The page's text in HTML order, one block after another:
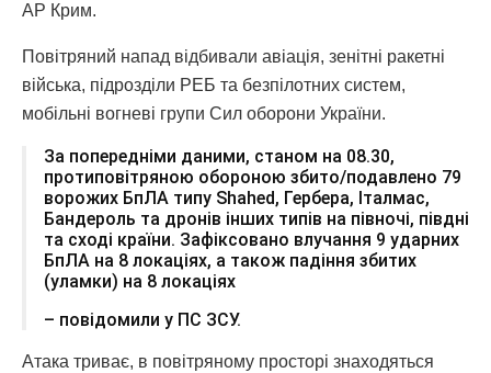
АР Крим.
Повітряний напад відбивали авіація, зенітні ракетні
війська, підрозділи РЕБ та безпілотних систем,
мобільні вогневі групи Сил оборони України.
За попередніми даними, станом на 08.30,
протиповітряною обороною збито/подавлено 79
ворожих БпЛА типу Shahed, Гербера, Італмас,
Бандероль та дронів інших типів на півночі, півдні
та сході країни. Зафіксовано влучання 9 ударних
БпЛА на 8 локаціях, а також падіння збитих
(уламки) на 8 локаціях
– повідомили у ПС ЗСУ.
Атака триває, в повітряному просторі знаходяться